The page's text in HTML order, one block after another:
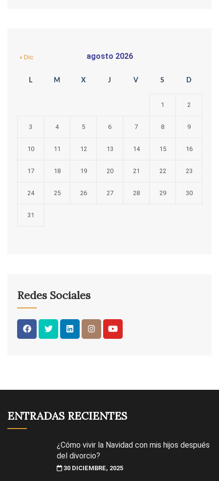
agosto 2026
L M X J V S D
1 2
3 4 5 6 7 8 9
10 11 12 13 14 15 16
17 18 19 20 21 22 23
24 25 26 27 28 29 30
31
« Dic
Redes Sociales
ENTRADAS RECIENTES
¿Cómo vivir la Navidad con mis hijos después
del divorcio?
30 DICIEMBRE, 2025